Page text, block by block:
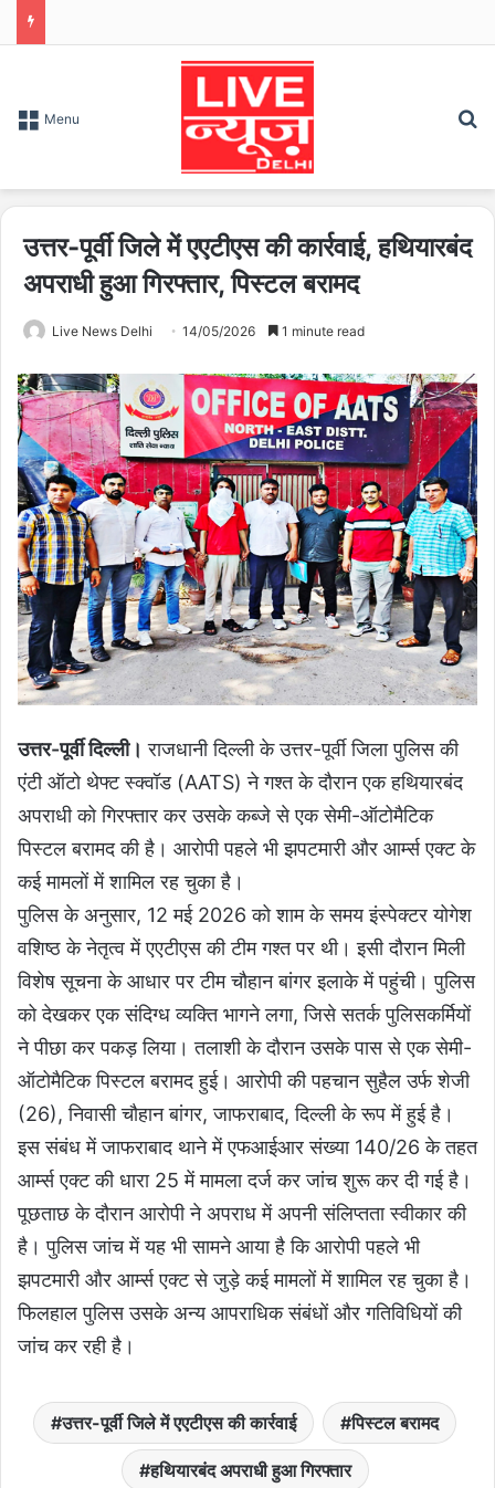
Menu
उत्तर-पूर्वी जिले में एएटीएस की कार्रवाई, हथियारबंद
अपराधी हुआ गिरफ्तार, पिस्टल बरामद
Live News Delhi 14/05/2026 1 minute read
उत्तर-पूर्वी दिल्ली। राजधानी दिल्ली के उत्तर-पूर्वी जिला पुलिस की
एंटी ऑटो थेफ्ट स्क्वॉड (AATS) ने गश्त के दौरान एक हथियारबंद
अपराधी को गिरफ्तार कर उसके कब्जे से एक सेमी-ऑटोमैटिक
पिस्टल बरामद की है। आरोपी पहले भी झपटमारी और आर्म्स एक्ट के
कई मामलों में शामिल रह चुका है।
पुलिस के अनुसार, 12 मई 2026 को शाम के समय इंस्पेक्टर योगेश
वशिष्ठ के नेतृत्व में एएटीएस की टीम गश्त पर थी। इसी दौरान मिली
विशेष सूचना के आधार पर टीम चौहान बांगर इलाके में पहुंची। पुलिस
को देखकर एक संदिग्ध व्यक्ति भागने लगा, जिसे सतर्क पुलिसकर्मियों
ने पीछा कर पकड़ लिया। तलाशी के दौरान उसके पास से एक सेमी-
ऑटोमैटिक पिस्टल बरामद हुई। आरोपी की पहचान सुहैल उर्फ शेजी
(26), निवासी चौहान बांगर, जाफराबाद, दिल्ली के रूप में हुई है।
इस संबंध में जाफराबाद थाने में एफआईआर संख्या 140/26 के तहत
आर्म्स एक्ट की धारा 25 में मामला दर्ज कर जांच शुरू कर दी गई है।
पूछताछ के दौरान आरोपी ने अपराध में अपनी संलिप्तता स्वीकार की
है। पुलिस जांच में यह भी सामने आया है कि आरोपी पहले भी
झपटमारी और आर्म्स एक्ट से जुड़े कई मामलों में शामिल रह चुका है।
फिलहाल पुलिस उसके अन्य आपराधिक संबंधों और गतिविधियों की
जांच कर रही है।
उत्तर-पूर्वी जिले में एएटीएस की कार्रवाई पिस्टल बरामद
हथियारबंद अपराधी हुआ गिरफ्तार